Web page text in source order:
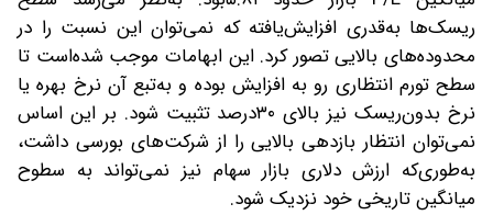
ریسک‌ها به‌قدری افزایش‌یافته‌ که نمی‌توان این نسبت را در
محدوده‌های بالایی تصور کرد. این ابهامات موجب ‌شده‌است تا
سطح تورم انتظاری رو به افزایش بوده و به‌تبع آن نرخ بهره یا
نرخ بدون‌ریسک نیز بالای ۳۰درصد تثبیت شود. بر این اساس
نمی‌توان انتظار بازدهی بالایی را از شرکت‌های بورسی داشت،
به‌طوری‌که ارزش دلاری بازار سهام نیز نمی‌تواند به سطوح
میانگین تاریخی خود نزدیک شود.